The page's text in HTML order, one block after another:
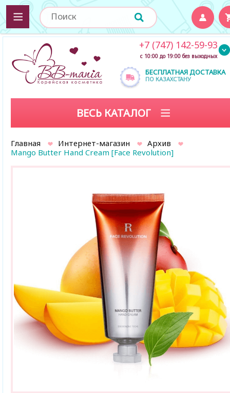
БЕСПЛАТНАЯ ДОСТАВКА
ПО КАЗАХСТАНУ
+7 (747) 142-59-93
с 10:00 до 19:00 без выходных
ВЕСЬ КАТАЛОГ
Главная Интернет-магазин
Архив
Mango Butter Hand Cream [Face Revolution]